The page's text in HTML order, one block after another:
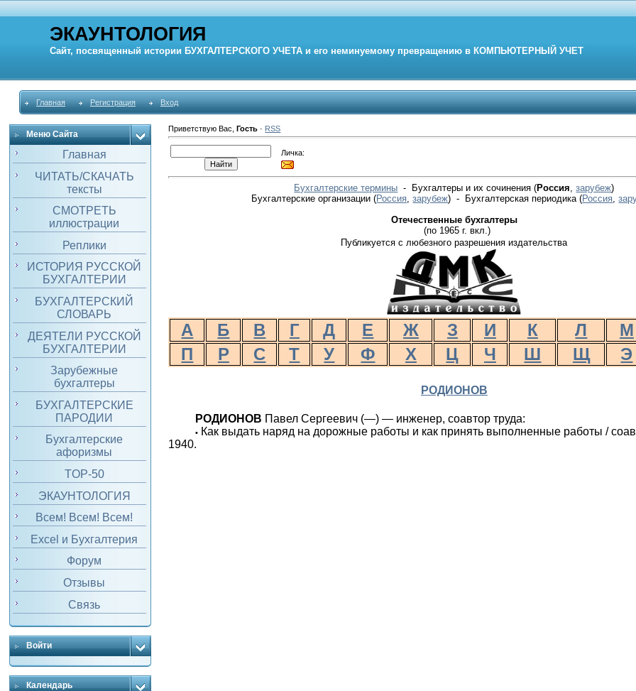
ЭКАУНТОЛОГИЯ
Сайт, посвященный истории БУХГАЛТЕРСКОГО УЧЕТА и его неминуемому превращению в КОМПЬЮТЕРНЫЙ УЧЕТ
Главная Регистрация Вход
Меню Сайта
Главная
ЧИТАТЬ/СКАЧАТЬ
тексты
СМОТРЕТЬ
иллюстрации
Реплики
ИСТОРИЯ РУССКОЙ
БУХГАЛТЕРИИ
БУХГАЛТЕРСКИЙ
СЛОВАРЬ
ДЕЯТЕЛИ РУССКОЙ
БУХГАЛТЕРИИ
Зарубежные
бухгалтеры
БУХГАЛТЕРСКИЕ
ПАРОДИИ
Бухгалтерские
афоризмы
TOP-50
ЭКАУНТОЛОГИЯ
Всем! Всем! Всем!
Excel и Бухгалтерия
Форум
Отзывы
Связь
Войти
Календарь
Приветствую Вас ,Гость · RSS
Личка:
Бухгалтерские термины - Бухгалтеры и их сочинения (Россия ,зарубеж)
Бухгалтерские организации(Россия ,зарубеж) - Бухгалтерская периодика(Россия ,
Отечественные бухгалтеры
(по 1965 г. вкл.)
Публикуется с любезного разрешения издательства
А Б В Г Д Е Ж З И К Л М
П
Р С Т У Ф Х Ц Ч Ш Щ Э
РОДИОНОВ
РОДИОНОВ Павел Сергеевич (—) — инженер, соавтор труда:
• Как выдать наряд на дорожные работы и как принять выполненные работы /
1940.